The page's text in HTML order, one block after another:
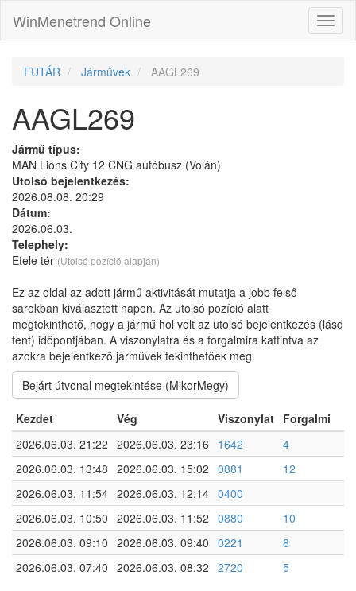
WinMenetrend Online
FUTÁR Járművek AAGL269
AAGL269
Jármű típus:
MAN Lions City 12 CNG autóbusz (Volán)
Utolsó bejelentkezés:
2026.08.08. 20:29
Dátum:
2026.06.03.
Telephely:
Etele tér (Utolsó pozíció alapján)
Ez az oldal az adott jármű aktivitását mutatja a jobb felső
sarokban kiválasztott napon. Az utolsó pozíció alatt
megtekinthető, hogy a jármű hol volt az utolsó bejelentkezés (lásd
fent) időpontjában. A viszonylatra és a forgalmira kattintva az
azokra bejelentkező járművek tekinthetőek meg.
Bejárt útvonal megtekintése (MikorMegy)
Kezdet Vég Viszonylat Forgalmi
2026.06.03. 21:22 2026.06.03. 23:16 1642
4
2026.06.03. 13:48 2026.06.03. 15:02 0881
12
2026.06.03. 11:54 2026.06.03. 12:14 0400
2026.06.03. 10:50 2026.06.03. 11:52 0880
10
2026.06.03. 09:10 2026.06.03. 09:40 0221
8
2026.06.03. 07:40 2026.06.03. 08:32 2720 5